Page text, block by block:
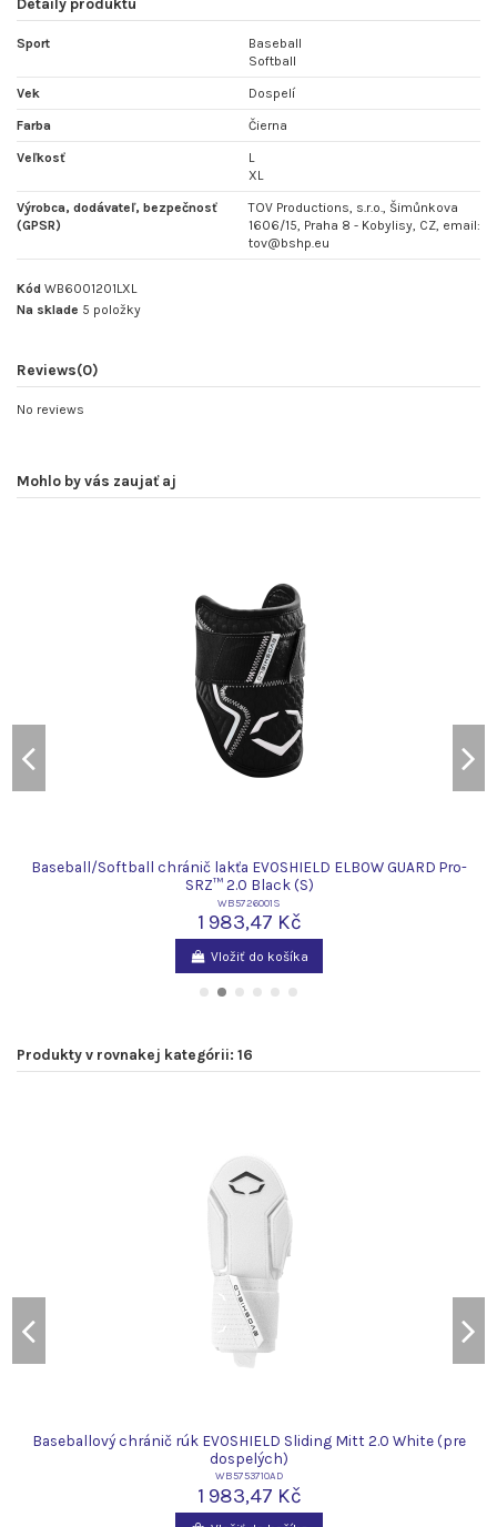
Detaily produktu
Sport
Baseball
Softball
Vek Dospelí
Farba Čierna
Veľkosť
L
XL
Výrobca, dodávateľ, bezpečnosť
(GPSR)
TOV Productions, s.r.o., Šimůnkova
1606/15, Praha 8 - Kobylisy, CZ, email:
tov@bshp.eu
Kód WB6001201LXL
Na sklade 5 položky
Reviews(0)
No reviews
Mohlo by vás zaujať aj
Baseball/Softball chránič lakťa EVOSHIELD ELBOW GUARD Pro-
SRZ™ 2.0 Black (S)
WB5726001S
1 983,47 Kč
Vložiť do košíka
Produkty v rovnakej kategórii: 16
Baseballový chránič rúk EVOSHIELD Sliding Mitt 2.0 White (pre
dospelých)
WB5753710AD
1 983,47 Kč